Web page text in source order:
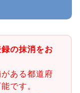
の抹消をお
ある都道府
です。